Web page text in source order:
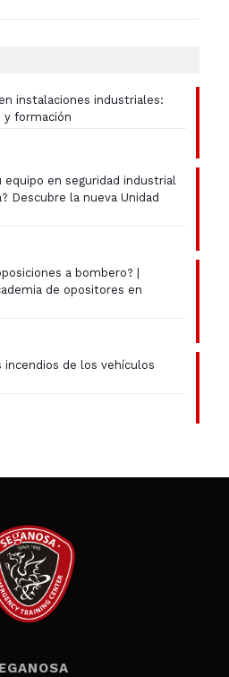
instalaciones industriales:
y formación
en seguridad industrial
Descubre la nueva Unidad
a bombero? |
de opositores en
incendios de los vehículos